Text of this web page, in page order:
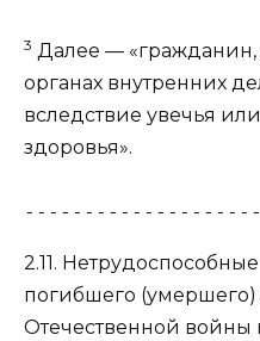
3 Далее —
органах внутренних
вследствие увечья
здоровья».
2.11.
погибшего
Отечественной войны